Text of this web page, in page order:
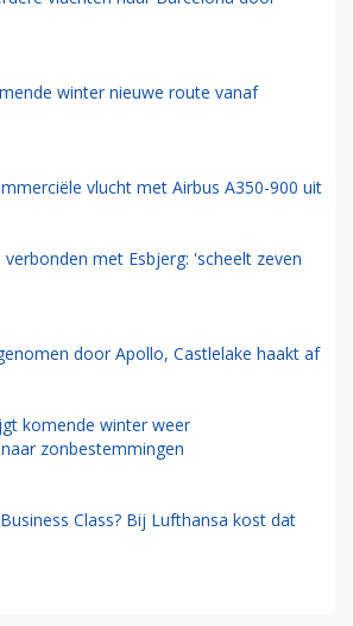
winter nieuwe route vanaf
vlucht met Airbus A350-900 uit
met Esbjerg: 'scheelt zeven
door Apollo, Castlelake haakt af
komende winter weer
zonbestemmingen
Class? Bij Lufthansa kost dat